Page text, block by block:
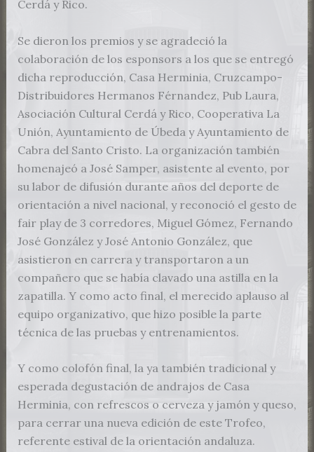
Cerdá y Rico.
Se dieron los premios y se agradeció la
colaboración de los esponsors a los que se entregó
dicha reproducción, Casa Herminia, Cruzcampo-
Distribuidores Hermanos Férnandez, Pub Laura,
Asociación Cultural Cerdá y Rico, Cooperativa La
Unión, Ayuntamiento de Úbeda y Ayuntamiento de
Cabra del Santo Cristo. La organización también
homenajeó a José Samper, asistente al evento, por
su labor de difusión durante años del deporte de
orientación a nivel nacional, y reconoció el gesto de
fair play de 3 corredores, Miguel Gómez, Fernando
José González y José Antonio González, que
asistieron en carrera y transportaron a un
compañero que se había clavado una astilla en la
zapatilla. Y como acto final, el merecido aplauso al
equipo organizativo, que hizo posible la parte
técnica de las pruebas y entrenamientos.
Y como colofón final, la ya también tradicional y
esperada degustación de andrajos de Casa
Herminia, con refrescos o cerveza y jamón y queso,
para cerrar una nueva edición de este Trofeo,
referente estival de la orientación andaluza.